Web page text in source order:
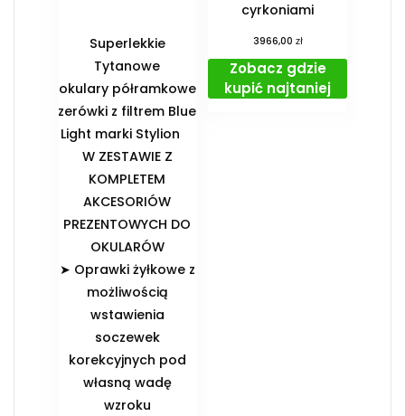
Superlekkie
Tytanowe
okulary półramkowe
zerówki z filtrem Blue
Light marki Stylion
️W ZESTAWIE Z
KOMPLETEM
AKCESORIÓW
PREZENTOWYCH DO
OKULARÓW️
➤ Oprawki żyłkowe z
możliwością
wstawienia
soczewek
korekcyjnych pod
własną wadę
wzroku
cyrkoniami
3966,00 zł
Zobacz gdzie
kupić najtaniej